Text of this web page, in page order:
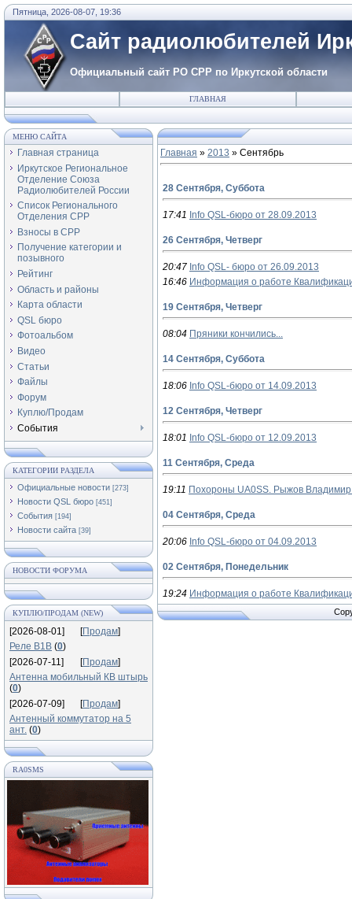
Пятница, 2026-08-07, 19:36
Сайт радиолюбителей
Официальный сайт РО СРР по Иркутской области
ГЛАВНАЯ
МЕНЮ САЙТА
Главная страница
Иркутское Региональное
Отделение Союза
Радиолюбителей России
Список Регионального
Отделения СРР
Взносы в СРР
Получение категории и
позывного
Рейтинг
Область и районы
Карта области
QSL бюро
Фотоальбом
Видео
Статьи
Файлы
Форум
Куплю/Продам
События
КАТЕГОРИИ РАЗДЕЛА
Официальные новости [273]
Новости QSL бюро [451]
События [194]
Новости сайта [39]
НОВОСТИ ФОРУМА
КУПЛЮ/ПРОДАМ (NEW)
[2026-08-01] [Продам]
Реле В1В (0)
[2026-07-11]
[Продам]
Антенна мобильный КВ штырь
(0)
[2026-07-09]
[Продам]
Антенный коммутатор на 5
ант. (0)
RA0SMS
Главная » 2013 » Сентябрь
28 Сентября, Суббота
17:41 Info QSL-бюро от 28.09.2013
26 Сентября, Четверг
20:47 Info QSL- бюро от 26.09.2013
16:46 Информация о работе
19 Сентября, Четверг
08:04 Пряники кончились...
14 Сентября, Суббота
18:06 Info QSL-бюро от 14.09.2013
12 Сентября, Четверг
18:01 Info QSL-бюро от 12.09.2013
11 Сентября, Среда
19:11 Похороны UA0SS. Рыжов Владимир
04 Сентября, Среда
20:06 Info QSL-бюро от 04.09.2013
02 Сентября, Понедельник
19:24 Информация о работе